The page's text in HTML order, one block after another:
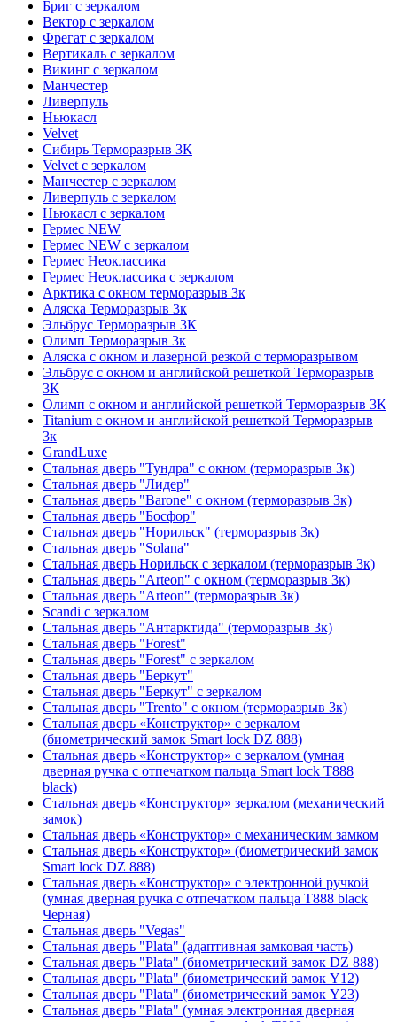
Бриг с зеркалом
Вектор с зеркалом
Фрегат с зеркалом
Вертикаль с зеркалом
Викинг с зеркалом
Манчестер
Ливерпуль
Ньюкасл
Velvet
Сибирь Терморазрыв 3К
Velvet с зеркалом
Манчестер с зеркалом
Ливерпуль с зеркалом
Ньюкасл с зеркалом
Гермес NEW
Гермес NEW с зеркалом
Гермес Неоклассика
Гермес Неоклассика с зеркалом
Арктика с окном терморазрыв 3к
Аляска Терморазрыв 3к
Эльбрус Терморазрыв 3К
Олимп Терморазрыв 3к
Аляска с окном и лазерной резкой с терморазрывом
Эльбрус с окном и английской решеткой Терморазрыв
3К
Олимп с окном и английской решеткой Терморазрыв 3К
Titanium с окном и английской решеткой Терморазрыв
3к
GrandLuxe
Стальная дверь "Тундра" с окном (терморазрыв 3к)
Стальная дверь "Лидер"
Стальная дверь "Barone" с окном (терморазрыв 3к)
Стальная дверь "Босфор"
Стальная дверь "Норильск" (терморазрыв 3к)
Стальная дверь "Solana"
Стальная дверь Норильск с зеркалом (терморазрыв 3к)
Стальная дверь "Arteon" с окном (терморазрыв 3к)
Стальная дверь "Arteon" (терморазрыв 3к)
Scandi с зеркалом
Стальная дверь "Антарктида" (терморазрыв 3к)
Стальная дверь "Forest"
Стальная дверь "Forest" с зеркалом
Стальная дверь "Беркут"
Стальная дверь "Беркут" с зеркалом
Стальная дверь "Trento" с окном (терморазрыв 3к)
Стальная дверь «Конструктор» с зеркалом
(биометрический замок Smart lock DZ 888)
Стальная дверь «Конструктор» с зеркалом (умная
дверная ручка с отпечатком пальца Smart lock T888
black)
Стальная дверь «Конструктор» зеркалом (механический
замок)
Стальная дверь «Конструктор» с механическим замком
Стальная дверь «Конструктор» (биометрический замок
Smart lock DZ 888)
Стальная дверь «Конструктор» с электронной ручкой
(умная дверная ручка с отпечатком пальца T888 black
Черная)
Стальная дверь "Vegas"
Стальная дверь "Plata" (адаптивная замковая часть)
Стальная дверь "Plata" (биометрический замок DZ 888)
Стальная дверь "Plata" (биометрический замок Y12)
Стальная дверь "Plata" (биометрический замок Y23)
Стальная дверь "Plata" (умная электронная дверная